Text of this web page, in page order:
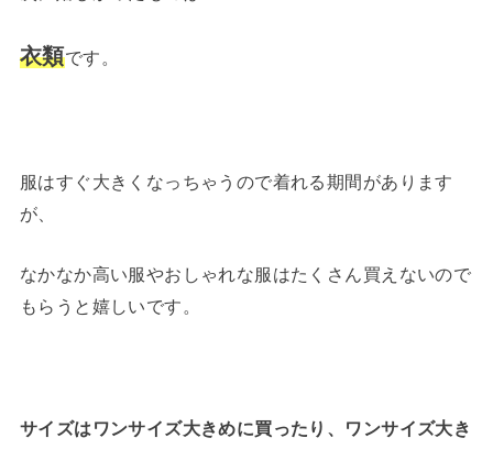
衣類です。
服はすぐ大きくなっちゃうので着れる期間があります
が、
なかなか高い服やおしゃれな服はたくさん買えないので
もらうと嬉しいです。
サイズはワンサイズ大きめに買ったり、ワンサイズ大き